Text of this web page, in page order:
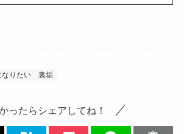
なりたい 裏垢
ったらシェアしてね！